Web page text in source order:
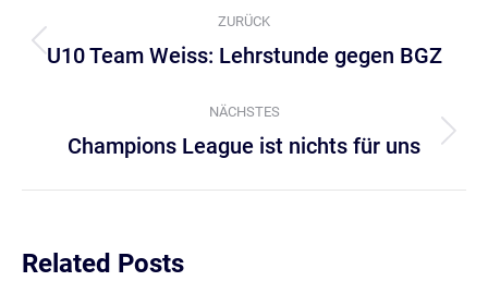
Kommentarnavigation
ZURÜCK
Vorheriger
U10 Team Weiss: Lehrstunde gegen BGZ
NÄCHSTES
Nächster
Champions League ist nichts für uns
Related Posts